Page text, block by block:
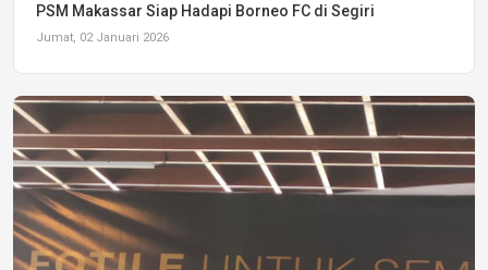
PSM Makassar Siap Hadapi Borneo FC di Segiri
Jumat, 02 Januari 2026